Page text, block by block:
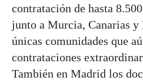
contratación de hasta
junto a Murcia, Canarias y
únicas comunidades que
contrataciones
También en Madrid los